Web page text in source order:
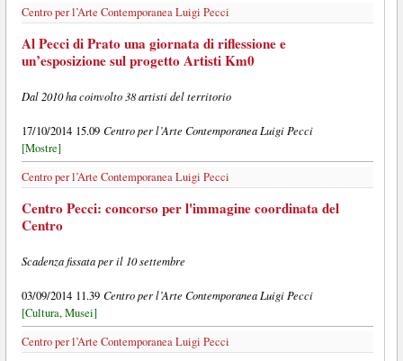
Centro per l’Arte Contemporanea Luigi Pecci
Al Pecci di Prato una giornata di riflessione e
un’esposizione sul progetto Artisti Km0
Dal 2010 ha coinvolto 38 artisti del territorio
17/10/2014 15.09 Centro per l’Arte Contemporanea Luigi Pecci
[Mostre]
Centro per l’Arte Contemporanea Luigi Pecci
Centro Pecci: concorso per l'immagine coordinata del
Centro
Scadenza fissata per il 10 settembre
03/09/2014 11.39 Centro per l’Arte Contemporanea Luigi Pecci
[Cultura, Musei]
Centro per l’Arte Contemporanea Luigi Pecci